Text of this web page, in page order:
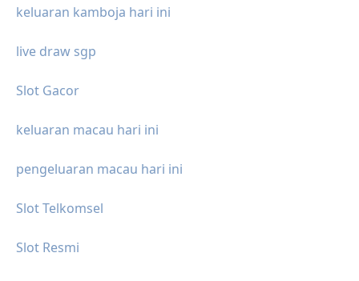
keluaran kamboja hari ini
live draw sgp
Slot Gacor
keluaran macau hari ini
pengeluaran macau hari ini
Slot Telkomsel
Slot Resmi